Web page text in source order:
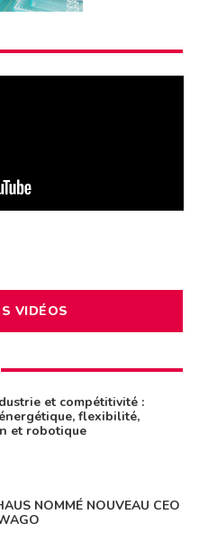
VIDÉOS
et compétitivité :
flexibilité,
et robotique
NOMMÉ NOUVEAU CEO